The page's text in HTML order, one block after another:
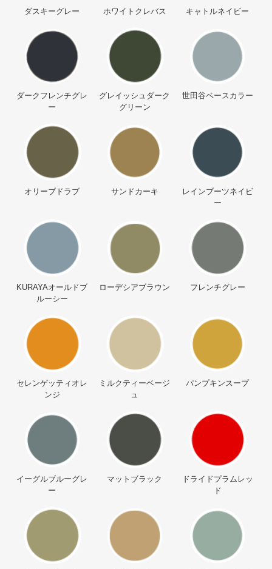
ダスキーグレー ホワイトクレバス キャトルネイビー
ダークフレンチグレ
ー
グレイッシュダーク
グリーン
世田谷ベースカラー
オリーブドラブ サンドカーキ
レインブーツネイビ
ー
KURAYAオールドブ
ルーシー
ローデシアブラウン フレンチグレー
セレンゲッティオレ
ンジ
ミルクティーベージ
ュ
パンプキンスープ
イーグルブルーグレ
ー
マットブラック
ドライドプラムレッ
ド